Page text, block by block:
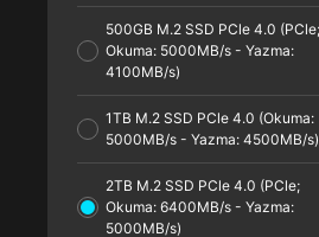
500GB M.2 SSD PCle 4.0 (PCle;
Okuma: 5000MB/s - Yazma:
4100MB/s)
1TB M.2 SSD PCle 4.0 (Okuma:
5000MB/s - Yazma: 4500MB/
2TB M.2 SSD PCle 4.0 (PCle;
Okuma: 6400MB/s - Yazma:
5000MB/s)